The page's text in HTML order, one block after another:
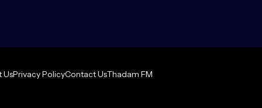
UsPrivacy PolicyContact UsThadam FM